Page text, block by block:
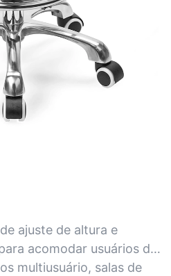
ajuste de altura e
acomodar usuários de
multiusuário, salas de